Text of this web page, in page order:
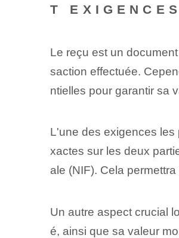
T
Le reçu est un
saction effectuée.
ntielles pour garantir sa
L'une des exigences les
xactes sur les deux
ale (NIF). Cela
Un autre aspect crucial
é, ainsi que sa valeur